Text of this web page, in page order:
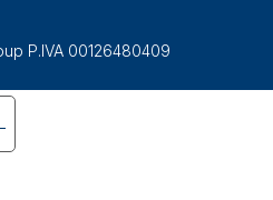
P.IVA 00126480409